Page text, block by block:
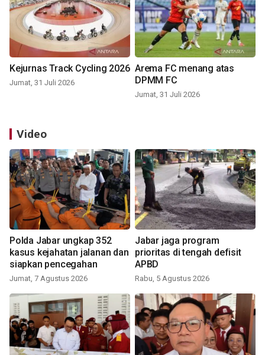
Kejurnas Track Cycling 2026
Jumat, 31 Juli 2026
Arema FC menang atas
DPMM FC
Jumat, 31 Juli 2026
Video
Polda Jabar ungkap 352
kasus kejahatan jalanan dan
siapkan pencegahan
Jumat, 7 Agustus 2026
Jabar jaga program
prioritas di tengah defisit
APBD
Rabu, 5 Agustus 2026